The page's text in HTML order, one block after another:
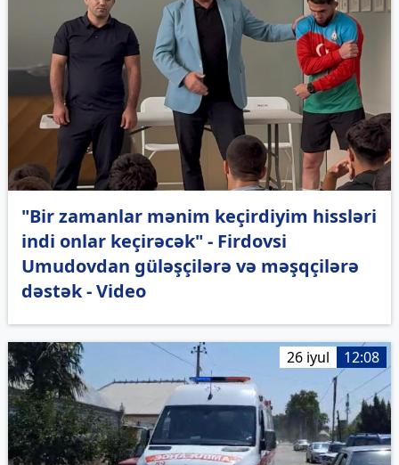
"Bir zamanlar mənim keçirdiyim hissləri
indi onlar keçirəcək" - Firdovsi
Umudovdan güləşçilərə və məşqçilərə
dəstək - Video
26 iyul 12:08